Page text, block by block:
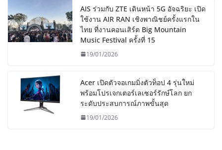
AIS ร่วมกับ ZTE เดินหน้า 5G อัจฉริยะ เปิด
ใช้งาน AIR RAN เชิงพาณิชย์ครั้งแรกใน
ไทย ที่งานคอนเสิร์ต Big Mountain
Music Festival ครั้งที่ 15
19/01/2026
Acer เปิดตัวจอเกมมิ่งตัวท็อป 4 รุ่นใหม่
พร้อมโปรเจกเตอร์เลเซอร์รักษ์โลก ยก
ระดับประสบการณ์ภาพขั้นสุด
19/01/2026